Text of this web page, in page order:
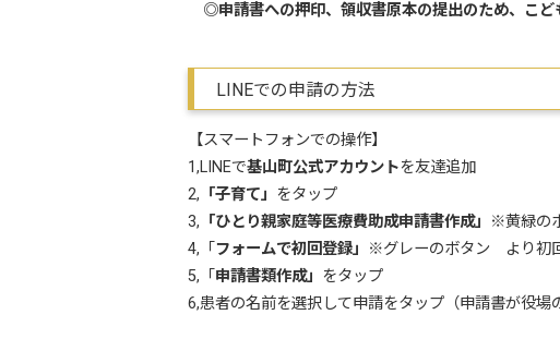
◎申請書への押印、領収書原本の提出のため、こど
LINEでの申請の方法
【スマートフォンでの操作】
1,LINEで基山町公式アカウントを友達追加
2, 「子育て」
をタップ
3, 「ひとり親家庭等医療費助成申請書作成」
※黄緑の
4,「 フォームで初回登録」
※グレーのボタン より初
5,「 申請書類作成」
をタップ
6,患者の名前を選択して申請をタップ（申請書が役場